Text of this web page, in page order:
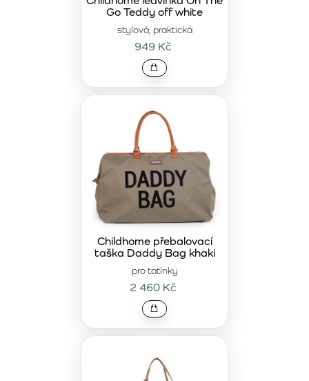
stylová, praktická
Go Teddy off white
949 Kč
pro tatínky
Childhome přebalovací
taška Daddy Bag khaki
2 460 Kč